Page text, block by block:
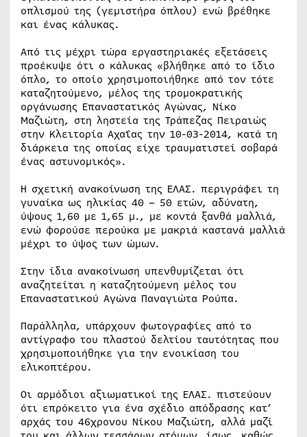
οπλισμού της (γεμιστήρα όπλου) ενώ βρέθηκε
και ένας κάλυκας.
Από τις μέχρι τώρα εργαστηριακές εξετάσεις
προέκυψε ότι ο κάλυκας «βλήθηκε από το ίδιο
όπλο, το οποίο χρησιμοποιήθηκε από τον τότε
καταζητούμενο, μέλος της τρομοκρατικής
οργάνωσης Επαναστατικός Αγώνας, Νίκο
Μαζιώτη, στη ληστεία της Τράπεζας Πειραιώς
στην Κλειτορία Αχαΐας την 10-03-2014, κατά τη
διάρκεια της οποίας είχε τραυματιστεί σοβαρά
ένας αστυνομικός».
Η σχετική ανακοίνωση της ΕΛΑΣ. περιγράφει τη
γυναίκα ως ηλικίας 40 – 50 ετών, αδύνατη,
ύψους 1,60 με 1,65 μ., με κοντά ξανθά μαλλιά,
ενώ φορούσε περούκα με μακριά καστανά μαλλιά
μέχρι το ύψος των ώμων.
Στην ίδια ανακοίνωση υπενθυμίζεται ότι
αναζητείται η καταζητούμενη μέλος του
Επαναστατικού Αγώνα Παναγιώτα Ρούπα.
Παράλληλα, υπάρχουν φωτογραφίες από το
αντίγραφο του πλαστού δελτίου ταυτότητας που
χρησιμοποιήθηκε για την ενοικίαση του
ελικοπτέρου.
Οι αρμόδιοι αξιωματικοί της ΕΛΑΣ. πιστεύουν
ότι επρόκειτο για ένα σχέδιο απόδρασης κατ’
αρχάς του 46χρονου Νίκου Μαζιώτη, αλλά μαζί